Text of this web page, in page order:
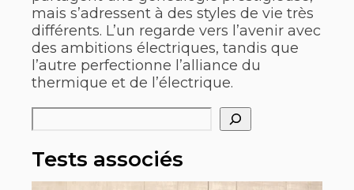
mais s’adressent à des styles de vie très
différents. L’un regarde vers l’avenir avec
des ambitions électriques, tandis que
l’autre perfectionne l’alliance du
thermique et de l’électrique.
Tests associés